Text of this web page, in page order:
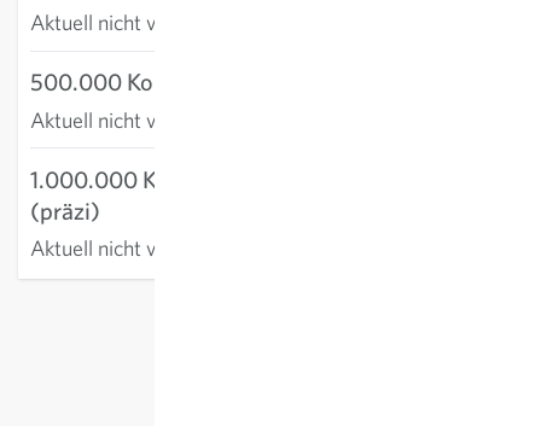
Aktuell nicht verfügbar
500.000 Korn (präzi)
Aktuell nicht verfügbar
1.000.000 Korn
(präzi)
Aktuell nicht verfügbar